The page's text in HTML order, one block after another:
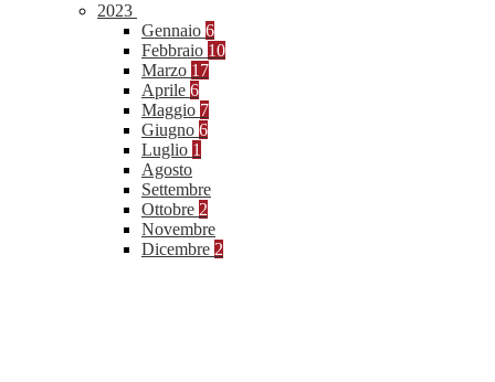
2023
Gennaio 6
Febbraio 10
Marzo 17
Aprile 6
Maggio 7
Giugno 6
Luglio 1
Agosto
Settembre
Ottobre 2
Novembre
Dicembre 2